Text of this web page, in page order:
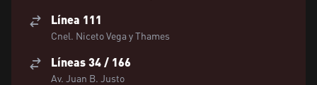
Línea 111
Cnel. Niceto Vega y Thames
Líneas 34 / 166
Av. Juan B. Justo